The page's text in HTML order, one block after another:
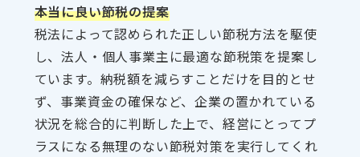
本当に良い節税の提案
税法によって認められた正しい節税方法を駆使
し、法人・個人事業主に最適な節税策を提案し
ています。納税額を減らすことだけを目的とせ
ず、事業資金の確保など、企業の置かれている
状況を総合的に判断した上で、経営にとってプ
ラスになる無理のない節税対策を実行してくれ